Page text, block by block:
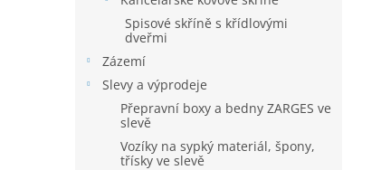
Spisové skříně s křídlovými
dveřmi
Zázemí
Slevy a výprodeje
Přepravní boxy a bedny ZARGES ve
slevě
Vozíky na sypký materiál, špony,
třísky ve slevě